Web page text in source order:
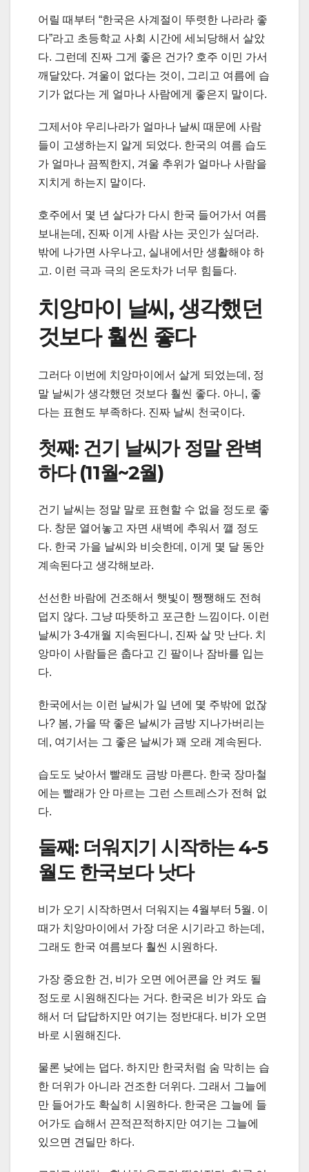
어릴 때부터 “한국은 사계절이 뚜렷한 나라라 좋
다”라고 초등학교 사회 시간에 세뇌당해서 살았
다. 그런데 진짜 그게 좋은 건가? 호주 이민 가서
깨달았다. 겨울이 없다는 것이, 그리고 여름에 습
기가 없다는 게 얼마나 사람에게 좋은지 말이다.
그제서야 우리나라가 얼마나 날씨 때문에 사람
들이 고생하는지 알게 되었다. 한국의 여름 습도
가 얼마나 끔찍한지, 겨울 추위가 얼마나 사람을
지치게 하는지 말이다.
호주에서 몇 년 살다가 다시 한국 들어가서 여름
보내는데, 진짜 이게 사람 사는 곳인가 싶더라.
밖에 나가면 사우나고, 실내에서만 생활해야 하
고. 이런 극과 극의 온도차가 너무 힘들다.
치앙마이 날씨, 생각했던
것보다 훨씬 좋다
그러다 이번에 치앙마이에서 살게 되었는데, 정
말 날씨가 생각했던 것보다 훨씬 좋다. 아니, 좋
다는 표현도 부족하다. 진짜 날씨 천국이다.
첫째: 건기 날씨가 정말 완벽
하다 (11월~2월)
건기 날씨는 정말 말로 표현할 수 없을 정도로 좋
다. 창문 열어놓고 자면 새벽에 추워서 깰 정도
다. 한국 가을 날씨와 비슷한데, 이게 몇 달 동안
계속된다고 생각해보라.
선선한 바람에 건조해서 햇빛이 쨍쨍해도 전혀
덥지 않다. 그냥 따뜻하고 포근한 느낌이다. 이런
날씨가 3-4개월 지속된다니, 진짜 살 맛 난다. 치
앙마이 사람들은 춥다고 긴 팔이나 잠바를 입는
다.
한국에서는 이런 날씨가 일 년에 몇 주밖에 없잖
나? 봄, 가을 딱 좋은 날씨가 금방 지나가버리는
데, 여기서는 그 좋은 날씨가 꽤 오래 계속된다.
습도도 낮아서 빨래도 금방 마른다. 한국 장마철
에는 빨래가 안 마르는 그런 스트레스가 전혀 없
다.
둘째: 더워지기 시작하는 4-5
월도 한국보다 낫다
비가 오기 시작하면서 더워지는 4월부터 5월. 이
때가 치앙마이에서 가장 더운 시기라고 하는데,
그래도 한국 여름보다 훨씬 시원하다.
가장 중요한 건, 비가 오면 에어콘을 안 켜도 될
정도로 시원해진다는 거다. 한국은 비가 와도 습
해서 더 답답하지만 여기는 정반대다. 비가 오면
바로 시원해진다.
물론 낮에는 덥다. 하지만 한국처럼 숨 막히는 습
한 더위가 아니라 건조한 더위다. 그래서 그늘에
만 들어가도 확실히 시원하다. 한국은 그늘에 들
어가도 습해서 끈적끈적하지만 여기는 그늘에
있으면 견딜만 하다.